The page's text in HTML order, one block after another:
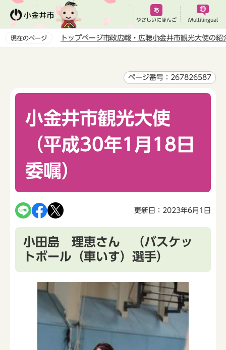
ペ
やさしいにほんご Multilingual
現在のページ トップページ市政広報・広聴小金井市観光大使の紹
ページ番号：267826587
小金井市観光大使
（平成30年1月18日
委嘱）
更新日：2023年6月1日
小田島 理恵さん （バスケッ
トボール（車いす）選手）